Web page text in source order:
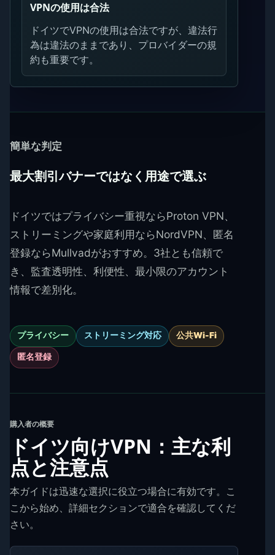
VPNの使用は合法
ドイツでVPNの使用は合法ですが、違法行
為は違法のままであり、プロバイダーの規
約も重要です。
簡単な判定
最大割引バナーではなく用途で選ぶ
ドイツではプライバシー重視ならProton VPN、
ストリーミングや家庭利用ならNordVPN、匿名
登録ならMullvadがおすすめ。3社とも信頼で
き、監査透明性、利便性、最小限のアカウント
情報で差別化。
プライバシー ストリーミング対応 公共Wi-Fi
匿名登録
購入者の概要
ドイツ向けVPN：主な利
点と注意点
本ガイドは迅速な選択に役立つ場合に有効です。こ
こから始め、詳細セクションで適合を確認してくだ
さい。